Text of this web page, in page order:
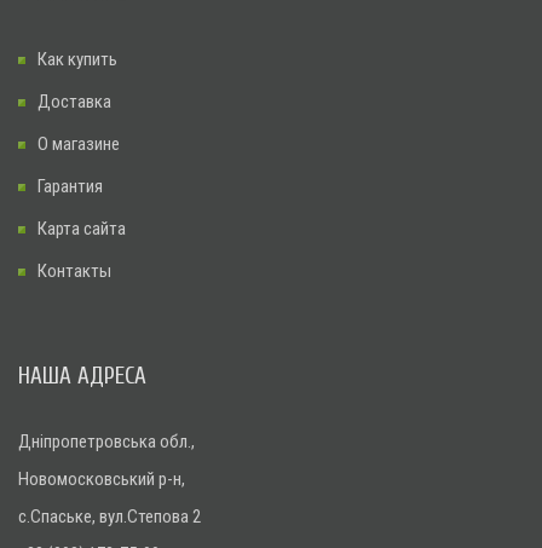
Как купить
Доставка
О магазине
Гарантия
Карта сайта
Контакты
НАША АДРЕСА
Дніпропетровська обл.,
Новомосковський р-н,
с.Спаське, вул.Степова 2